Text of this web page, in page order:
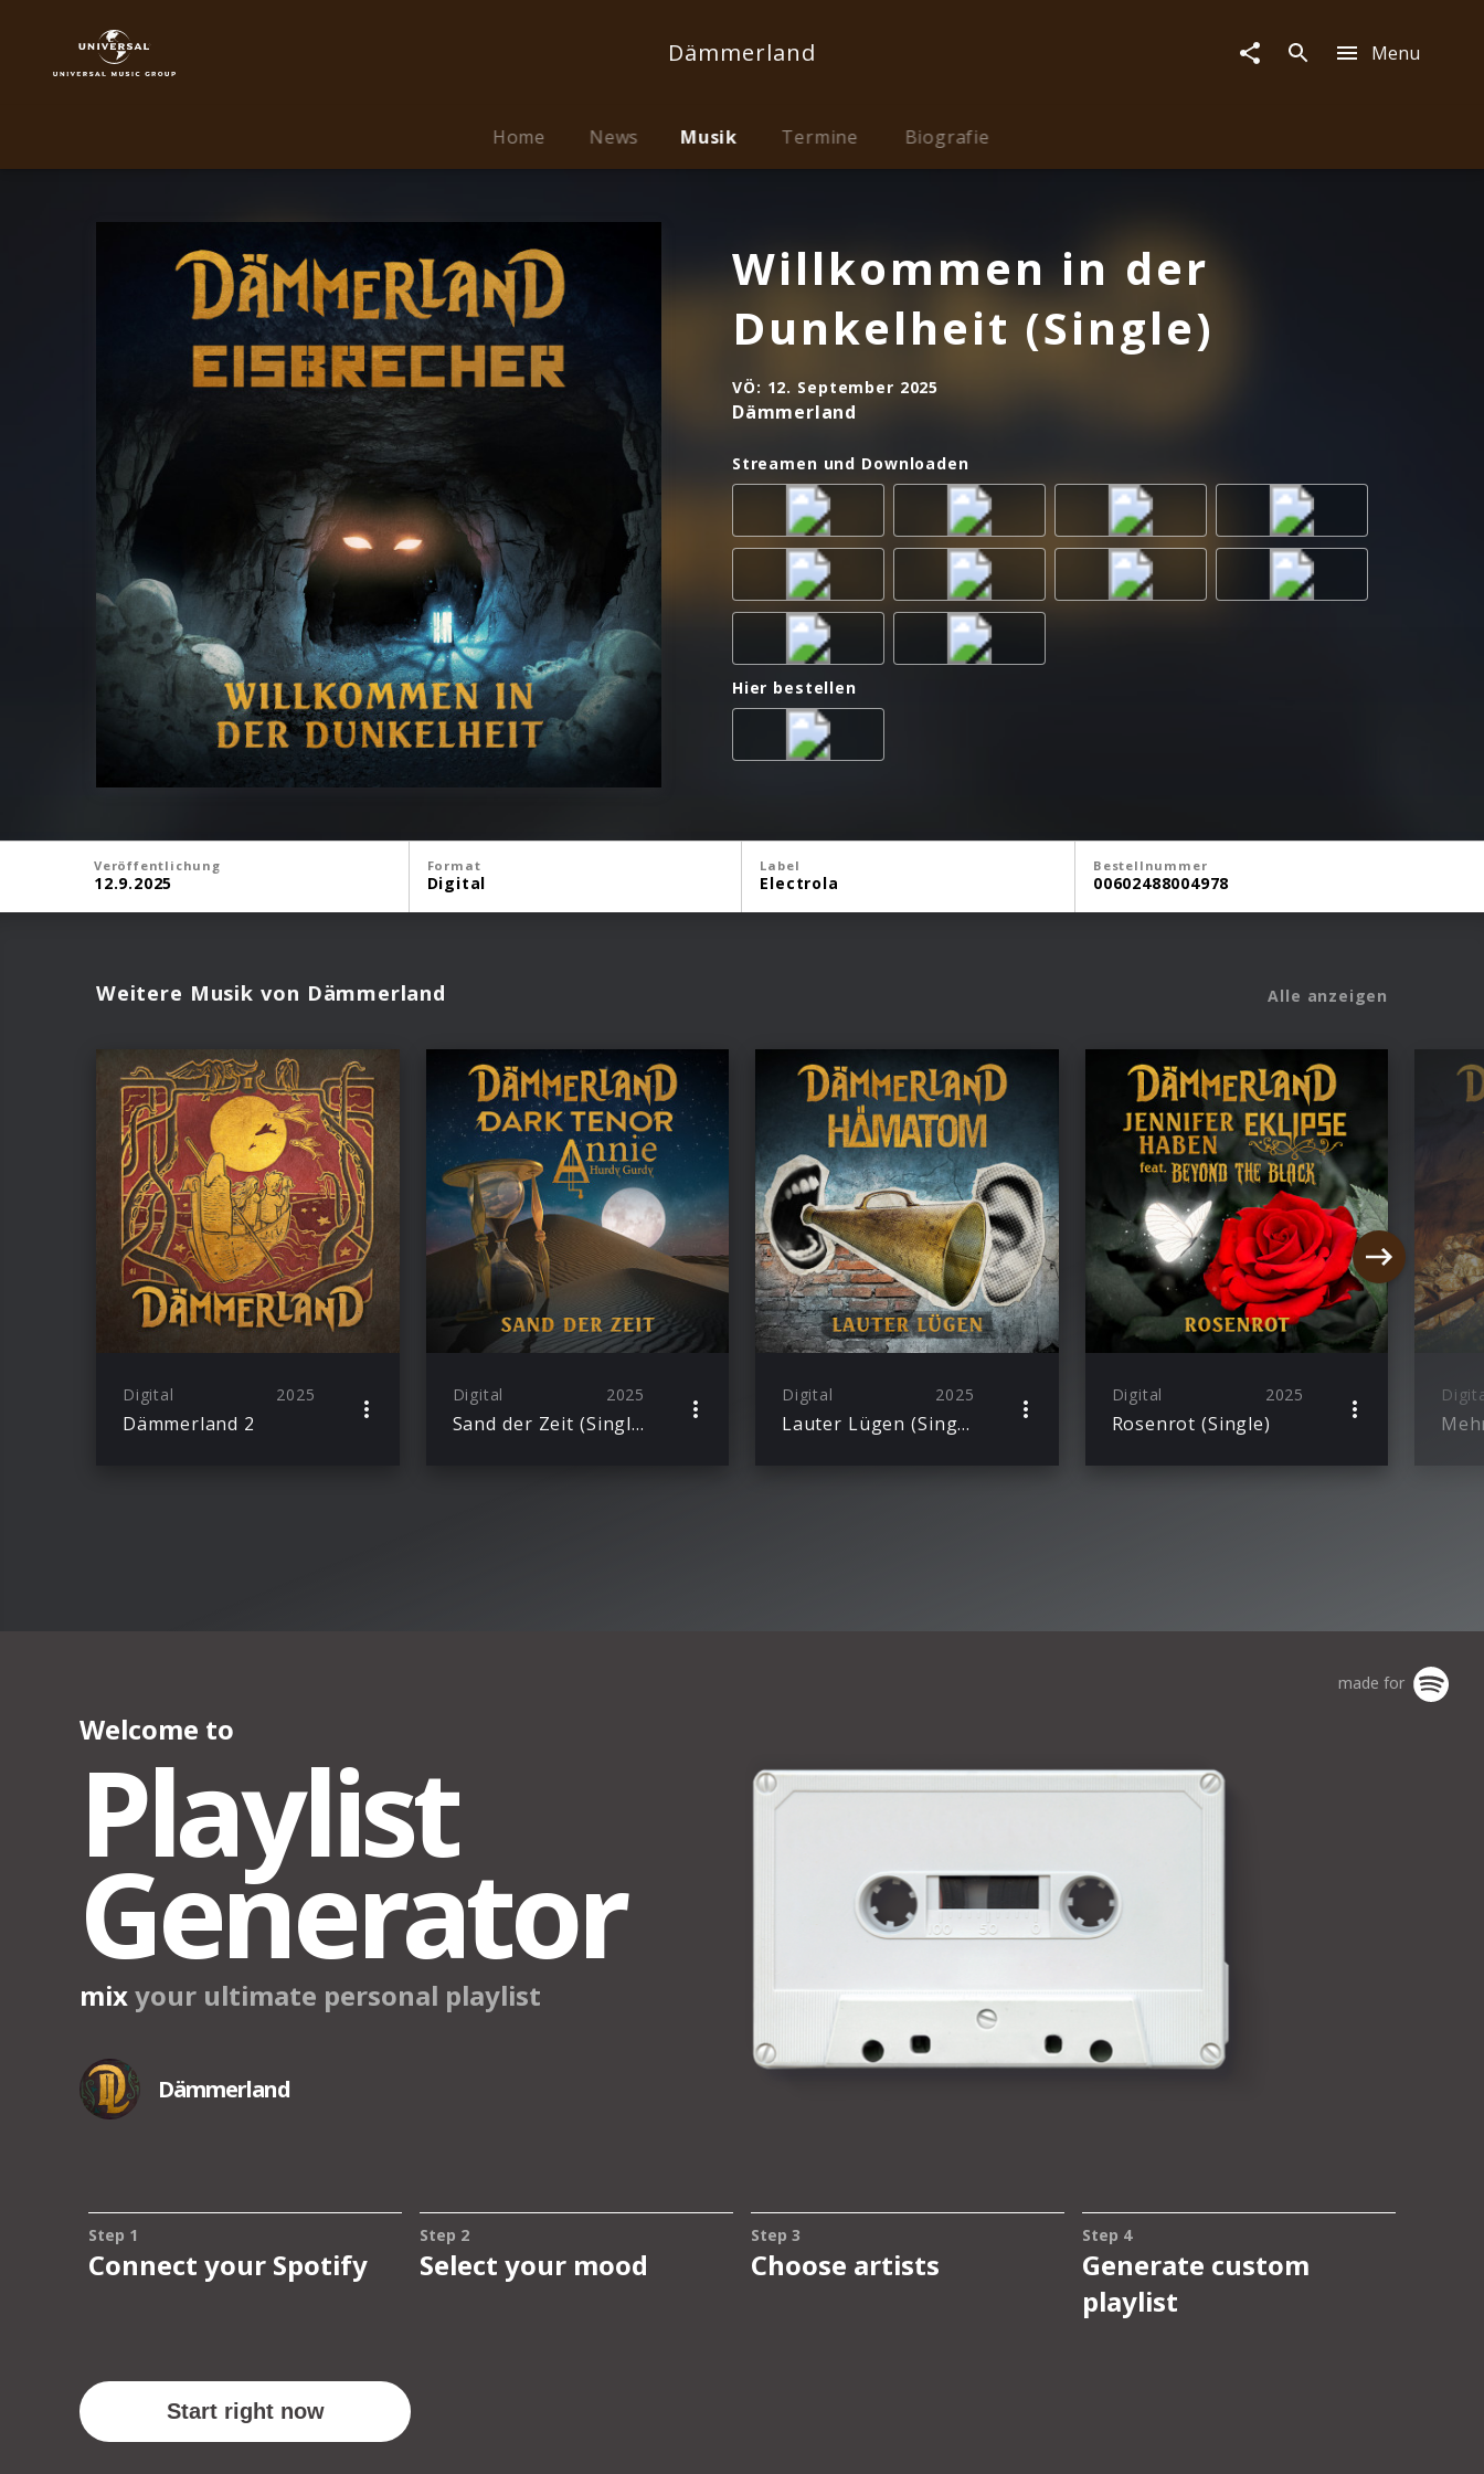
Musik
der
Dämmerland Menu
Home News Musik Termine Biografie
Willkommen in der
Dunkelheit (Single)
VÖ: 12. September 2025
Dämmerland
Streamen und Downloaden
Hier bestellen
Veröffentlichung
12.9.2025
Format
Digital
Label
Electrola
Bestellnummer
00602488004978
Weitere Musik von Dämmerland Alle anzeigen
Digital 2025
Dämmerland 2
Digital 2025
Sand der Zeit (Single)
Digital 2025
Lauter Lügen (Single)
Digital 2025
Rosenrot (Single)